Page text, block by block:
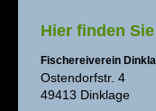
Hier finden
Fischereiverein
Ostendorfstr. 4
49413 Dinklage